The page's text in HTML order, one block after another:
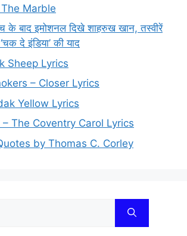
Marble
के बाद इमोशनल दिखे शाहरुख खान, तस्वीरें
दे इंडिया’ की याद
Sheep Lyrics
– Closer Lyrics
Yellow Lyrics
The Coventry Carol Lyrics
by Thomas C. Corley